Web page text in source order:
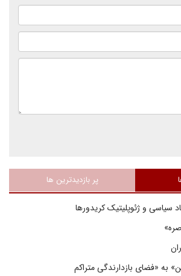
پر بازدیدترین ها
سیاسی و ژئوپلیتیک کریدورها
به «فضای بازدارندگی متراکم